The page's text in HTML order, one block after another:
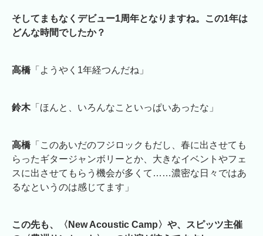
そしてまもなくデビュー1周年となりますね。この1年は
どんな時間でしたか？
高橋「ようやく1年経つんだね」
鈴木「ほんと、いろんなこといっぱいあったな」
高橋「このあいだのフジロックもだし、春に出させても
らったギタージャンボリーとか、大きなイベントやフェ
スに出させてもらう機会が多くて……濃密な日々ではあ
るなというのは感じてます」
この先も、〈New Acoustic Camp〉や、スピッツ主催